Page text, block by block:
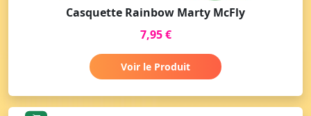
Casquette Rainbow Marty McFly
7,95 €
Voir le Produit